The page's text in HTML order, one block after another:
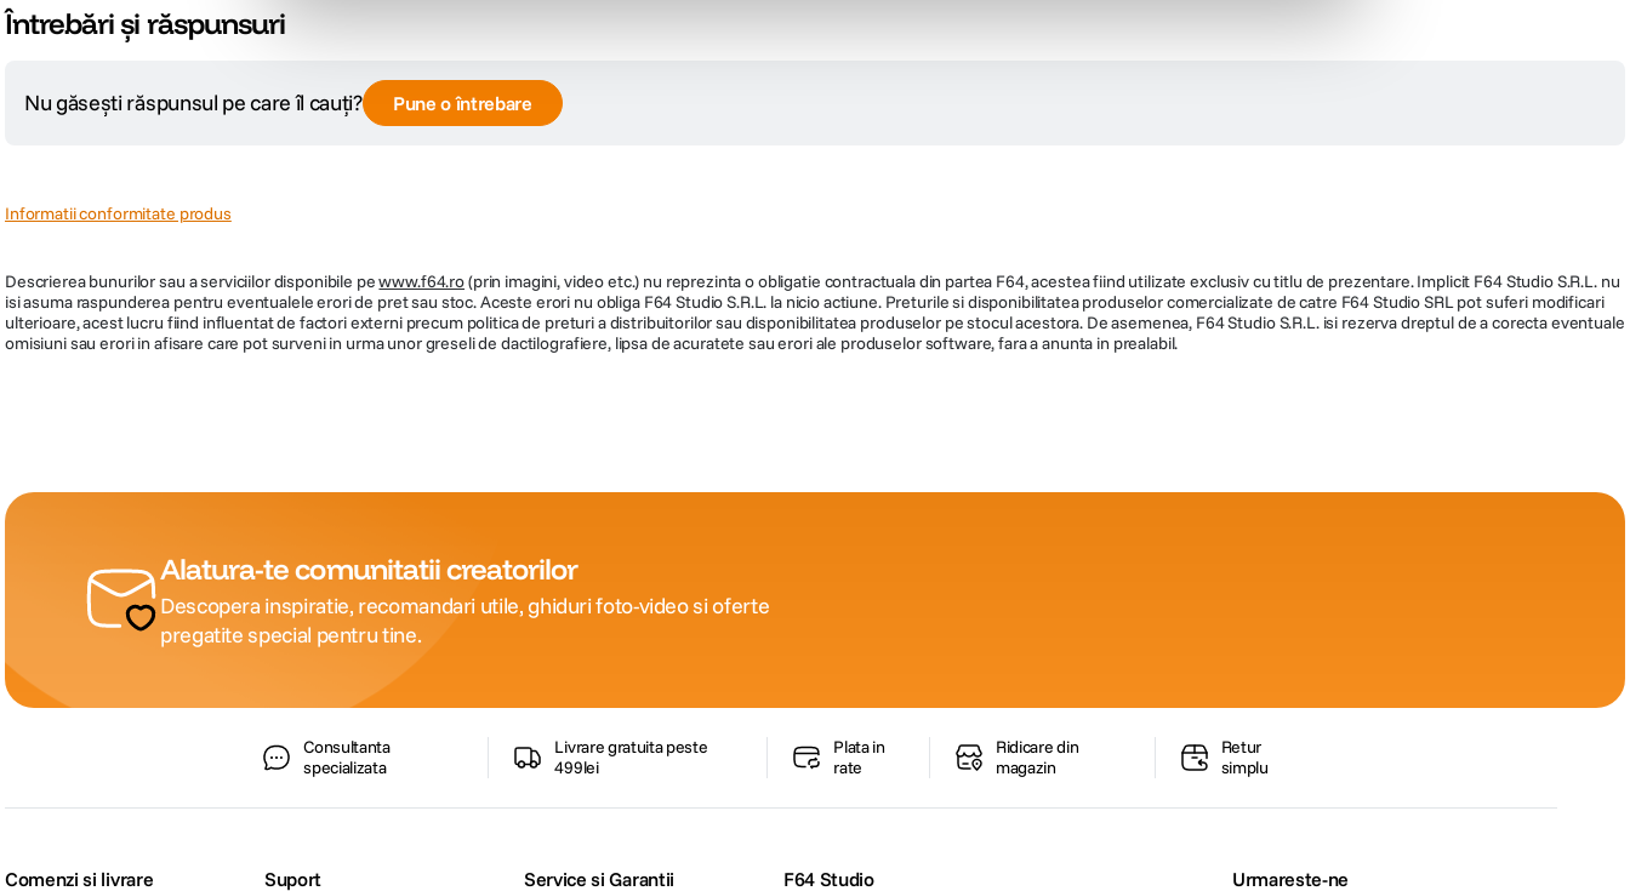
Întrebări și răspunsuri
Nu găsești răspunsul pe care îl cauți? Pune o întrebare
Informatii conformitate produs
Descrierea bunurilor sau a serviciilor disponibile pewww.f64.ro(prin imagini, video etc.) nu reprezinta o obligatie contractuala din partea F64, acestea fiind utilizate exclusiv cu titlu de prezentare. Implicit F64 Studio S.R.L. nu
isi asuma raspunderea pentru eventualele erori de pret sau stoc. Aceste erori nu obliga F64 Studio S.R.L. la nicio actiune. Preturile si disponibilitatea produselor comercializate de catre F64 Studio SRL pot suferi modificari
ulterioare, acest lucru fiind influentat de factori externi precum politica de preturi a distribuitorilor sau disponibilitatea produselor pe stocul acestora. De asemenea, F64 Studio S.R.L. isi rezerva dreptul de a corecta eventuale
omisiuni sau erori in afisare care pot surveni in urma unor greseli de dactilografiere, lipsa de acuratete sau erori ale produselor software, fara a anunta in prealabil.
Alatura-te comunitatii creatorilor
Descopera inspiratie, recomandari utile, ghiduri foto-video si oferte
pregatite special pentru tine.
Consultanta
specializata
Livrare gratuita peste
499lei
Plata in
rate
Ridicare din
magazin
Retur
simplu
Comenzi si livrare Suport Service si Garantii F64 Studio Urmareste-ne